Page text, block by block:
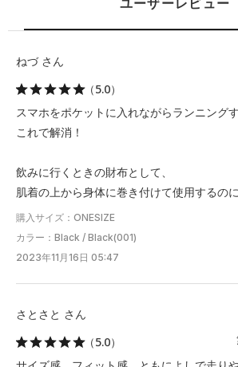
ユーザーレビュー
ねづ さん
（5.0）
スマホをポケットに入れながらランニング
これで解消！
飲みに行くときの財布として、
肌着の上から身体に巻き付けて使用するの
購入サイズ：ONESIZE
カラー：Black / Black(001)
2023年11月16日 05:47
さとさと さん
（5.0）